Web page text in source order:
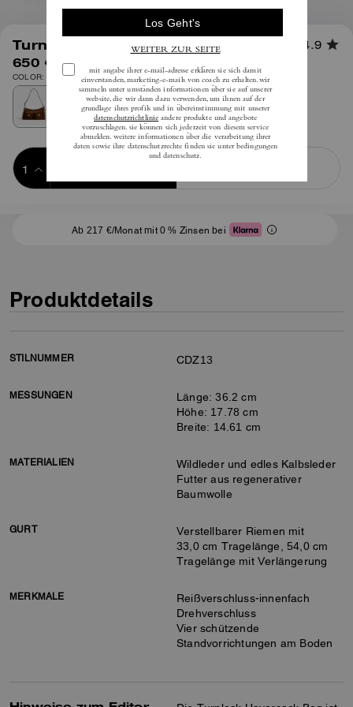
Turnlock Haversack-Tasche 4.9
650 € inkl. MwSt.
COLOR: Messing/Warmes Braun
Ab 217 €/Monat mit 0 % Zinsen bei
Produktdetails
STILNUMMER CDZ13
MESSUNGEN
Länge: 36.2 cm
Höhe: 17.78 cm
Breite: 14.61 cm
MATERIALIEN
Wildleder und edles Kalbsleder
Futter aus regenerativer
Baumwolle
GURT
Verstellbarer Riemen mit
33,0 cm Tragelänge, 54,0 cm
Tragelänge mit Verlängerung
MERKMALE
Reißverschluss-innenfach
Drehverschluss
Vier schützende
Standvorrichtungen am Boden